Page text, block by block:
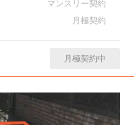
マンスリー契約
月極契約
月極契約中